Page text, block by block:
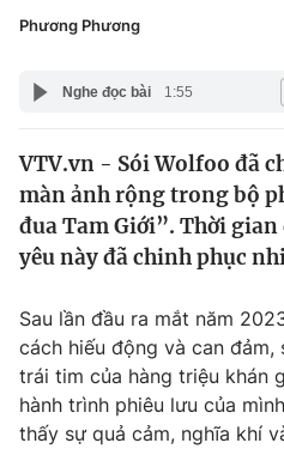
Pháp luật
Thế giới
Tin tức
Thế giới đó đây
Câu chuyện quốc tế
Tài chính
Thị trường
Góc doanh nghiệp
Dữ liệu và đời sống
Truyền hình
Y tế
Công nghệ
Phương Phương
Nghe đọc bài 1:55
VTV.vn - Sói Wolfoo đã
màn ảnh rộng trong bộ
đua Tam Giới”. Thời
yêu này đã chinh phục
Sau lần đầu ra mắt năm
cách hiếu động và can
trái tim của hàng triệu khán
hành trình phiêu lưu của
thấy sự quả cảm, nghĩa khí